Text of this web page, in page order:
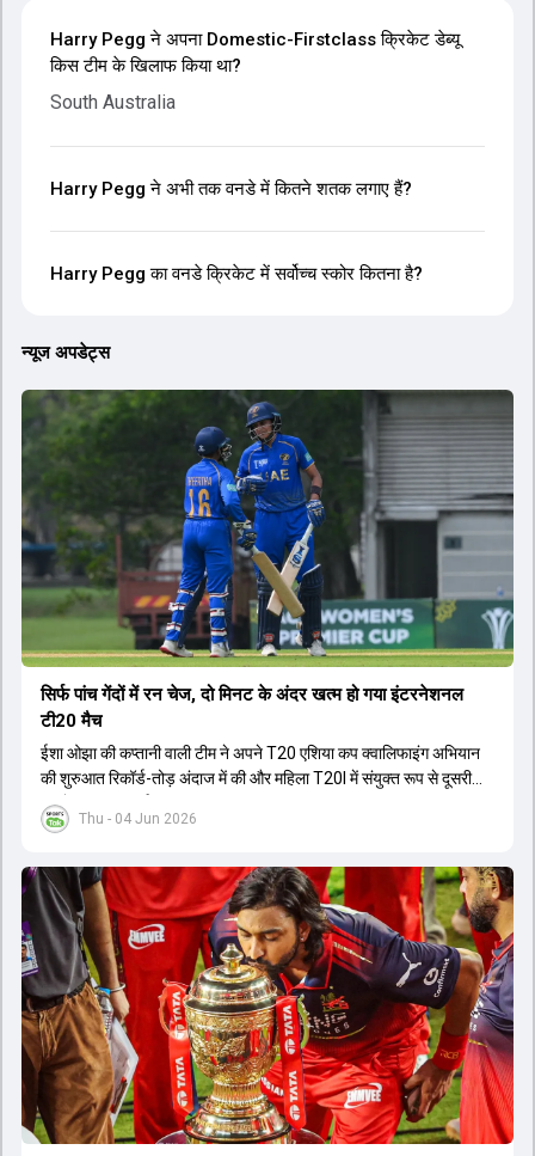
Harry Pegg ने अपना Domestic-Firstclass क्रिकेट डेब्यू
किस टीम के खिलाफ किया था?
South Australia
Harry Pegg ने अभी तक वनडे में कितने शतक लगाए हैं?
Harry Pegg का वनडे क्रिकेट में सर्वोच्च स्कोर कितना है?
न्यूज अपडेट्स
Thu - 04 Jun 2026
सिर्फ पांच गेंदों में रन चेज, दो मिनट के अंदर खत्म हो गया इंटरनेशनल
टी20 मैच
ईशा ओझा की कप्तानी वाली टीम ने अपने T20 एशिया कप क्वालिफाइंग अभियान
की शुरुआत रिकॉर्ड-तोड़ अंदाज में की और महिला T20I में संयुक्त रूप से दूसरी
सबसे बड़ी जीत दर्ज की.